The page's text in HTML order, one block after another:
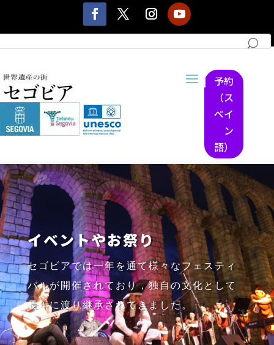
予約
（ス
ペイ
ン
語）
イベントやお祭り
セゴビアでは一年を通て様々なフェスティ
バルが開催されており，独自の文化として
長年に渡り継承されてきました。